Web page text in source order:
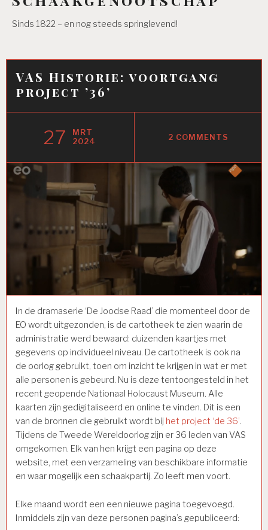
Sinds 1822 – en nog steeds springlevend!
VAS Historie: voortgang
project ’36’
27
MRT
2024
2 COMMENTS
In de dramaserie ‘De Joodse Raad’ die momenteel door de
EO wordt uitgezonden, is de cartotheek te zien waarin de
administratie werd bewaard: duizenden kaartjes met
gegevens op individueel niveau. De cartotheek is ook na
de oorlog gebruikt, toen om inzicht te krijgen in wat er met
alle personen is gebeurd. Nu is deze tentoongesteld in het
recent geopende Nationaal Holocaust Museum. Alle
kaarten zijn gedigitaliseerd en online te vinden. Dit is een
van de bronnen die gebruikt wordt bij het project ‘de 36’.
Tijdens de Tweede Wereldoorlog zijn er 36 leden van VAS
omgekomen. Elk van hen krijgt een pagina op deze
website, met een verzameling van beschikbare informatie
en waar mogelijk een schaakpartij. Zo leeft men voort.
Elke maand wordt een een nieuwe pagina toegevoegd.
Inmiddels zijn van deze personen pagina’s gepubliceerd: